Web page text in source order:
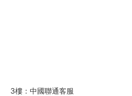
3樓：中國聯通客服